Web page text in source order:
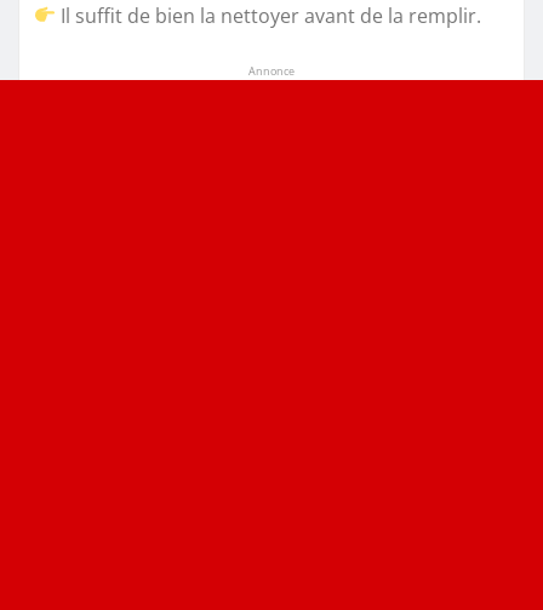
Il suffit de bien la nettoyer avant de la remplir.
Annonce